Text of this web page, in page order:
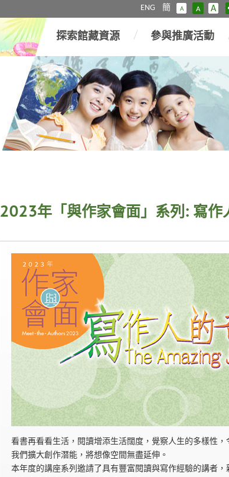
ENG 簡 A A A
探索館藏資源 參與推廣活動
2023年「與作家會面」系列: 寫作
看書再看看生活，閱讀增添生活闊度，覺察人生的多樣性
我們擴大創作潛能，將想像空間無盡延伸。
本年度的講座系列邀請了具有豐富閱讀與寫作經驗的講者